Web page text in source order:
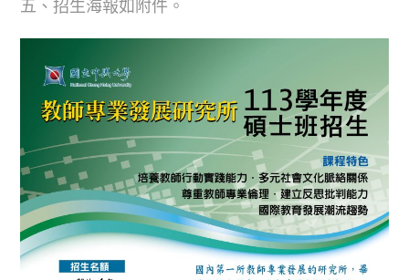
五、招生海報如附件。